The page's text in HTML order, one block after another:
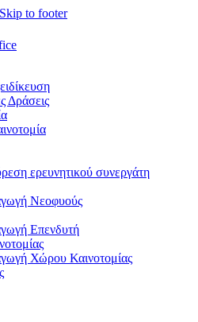
Skip to footer
Δράσεις
ερευνητικού συνεργάτη
Νεοφυούς
Επενδυτή
Χώρου Καινοτομίας